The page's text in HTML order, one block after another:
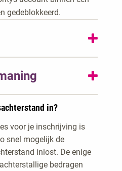
gedeblokkeerd.
ons over te maken. Als
betaling niet
van de
word je inschrijving
de tweede maand na
ons over te maken.
betaling niet binnen 14
deze brief is
dat nadere
in verzuim. In dat
in?
voor je inschrijving is
snel mogelijk de
inlost. De enige
bedragen